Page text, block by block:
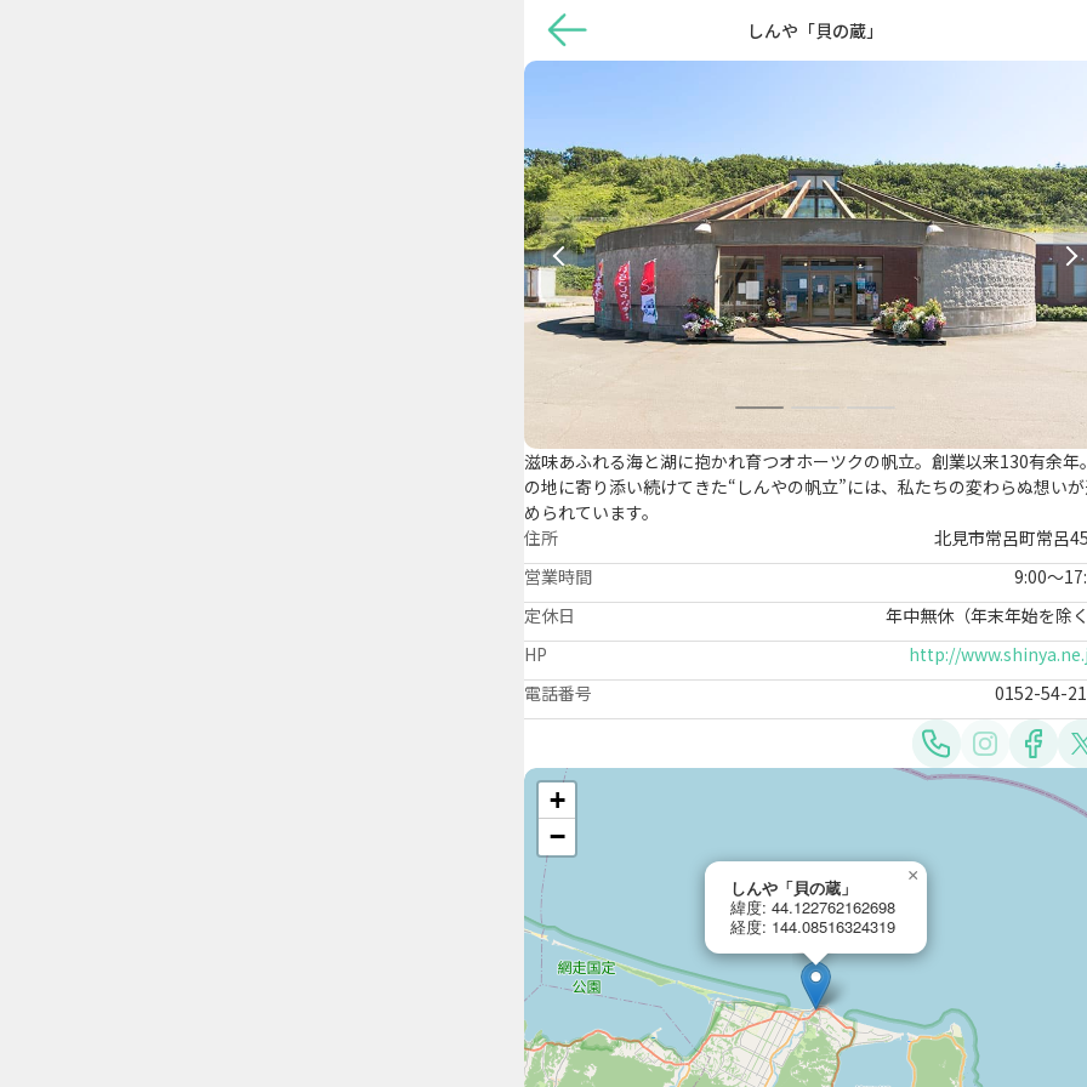
しんや「貝の蔵」
滋味あふれる海と湖に抱かれ育つオホーツクの帆立。創業以来130有余年
の地に寄り添い続けてきた“しんやの帆立”には、私たちの変わらぬ想い
められています。
住所
北見市常呂町常呂
営業時間
9:00～
定休日
年中無休（年末年始を除く
HP
http://
電話番号
0152-54-
しんや「貝の蔵」
緯度: 44.122762162698
経度: 144.08516324319
×
+
−